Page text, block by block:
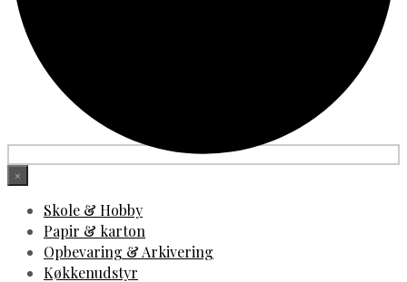
×
Skole & Hobby
Papir & karton
Opbevaring & Arkivering
Køkkenudstyr